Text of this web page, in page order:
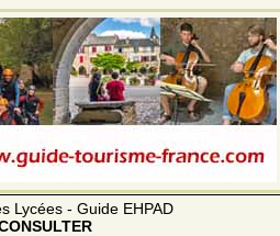
Lycées - Guide EHPAD